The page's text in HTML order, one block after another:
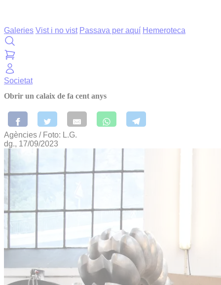
Galeries Vist i no vist Passava per aquí Hemeroteca
Societat
Obrir un calaix de fa cent anys
Agències / Foto: L.G.
dg., 17/09/2023